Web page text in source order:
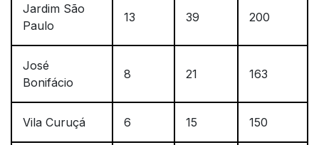
Jardim São
Paulo
13 39 200
José
Bonifácio
8 21 163
Vila Curuçá 6 15 150